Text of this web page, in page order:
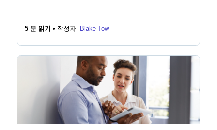
5 분 읽기 • 작성자: Blake Tow